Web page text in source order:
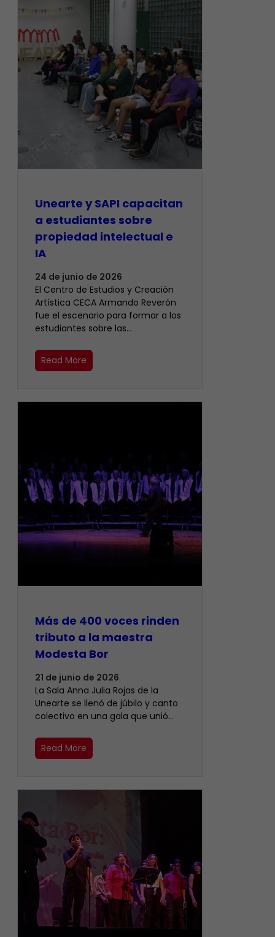
Unearte y SAPI capacitan
a estudiantes sobre
propiedad intelectual e
IA
24 de junio de 2026
El Centro de Estudios y Creación
Artística CECA Armando Reverón
fue el escenario para formar a los
estudiantes sobre las…
Read More
Más de 400 voces rinden
tributo a la maestra
Modesta Bor
21 de junio de 2026
​La Sala Anna Julia Rojas de la
Unearte se llenó de júbilo y canto
colectivo en una gala que unió…
Read More